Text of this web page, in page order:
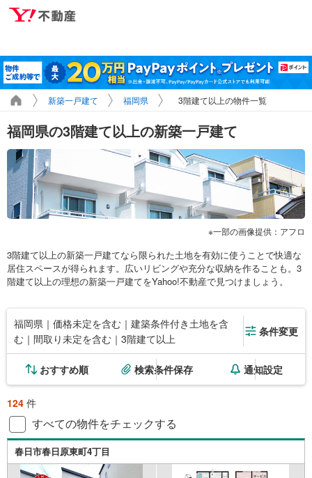
新築一戸建て 福岡県 3階建て以上の物件一覧
福岡県の3階建て以上の新築一戸建て
一部の画像提供：アフロ
3階建て以上の新築一戸建てなら限られた土地を有効に使うことで快適な
居住スペースが得られます。広いリビングや充分な収納を作ることも。3
階建て以上の理想の新築一戸建てをYahoo!不動産で見つけましょう。
福岡県｜価格未定を含む｜建築条件付き土地を含
む｜間取り未定を含む｜3階建て以上
条件変更
おすすめ順 検索条件保存 通知設定
124 件
すべての物件をチェックする
春日市春日原東町4丁目